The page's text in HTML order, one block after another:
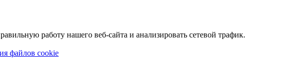
работу нашего веб-сайта и анализировать сетевой трафик.
файлов cookie